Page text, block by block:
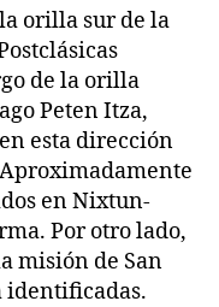
orilla sur de la
de la orilla
Peten Itza,
esta dirección
en Nixtun-
Por otro lado,
misión de San
identificadas.